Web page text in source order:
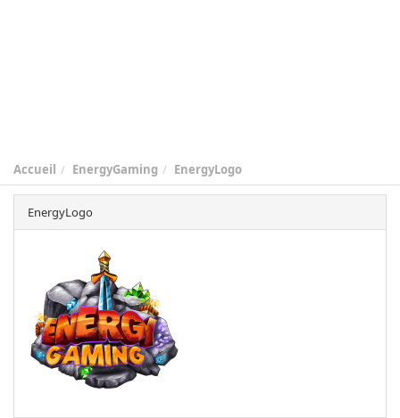
Accueil EnergyGaming EnergyLogo
EnergyLogo